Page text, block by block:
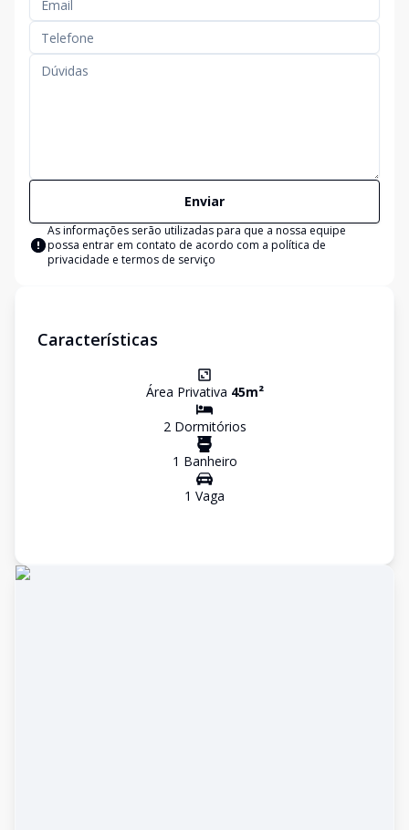
Enviar
As informações serão utilizadas para que a nossa equipe
possa entrar em contato de acordo com a política de
privacidade e termos de serviço
Características
Área Privativa 45m²
2Dormitórios
1 Banheiro
1 Vaga